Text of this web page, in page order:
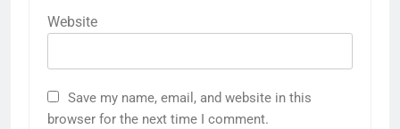
Website
Save my name, email, and website in this
browser for the next time I comment.